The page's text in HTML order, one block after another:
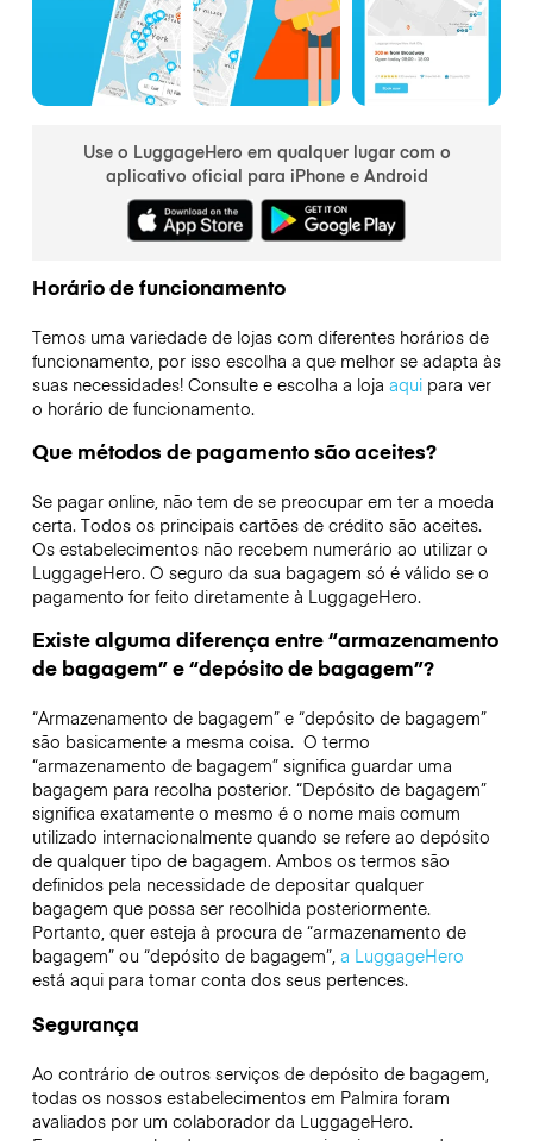
Use o LuggageHero em qualquer lugar com o
aplicativo oficial para iPhone e Android
Horário de funcionamento
Temos uma variedade de lojas com diferentes horários de
funcionamento, por isso escolha a que melhor se adapta às
suas necessidades! Consulte e escolha a loja aquipara ver
o horário de funcionamento.
Que métodos de pagamento são aceites?
Se pagar online, não tem de se preocupar em ter a moeda
certa. Todos os principais cartões de crédito são aceites.
Os estabelecimentos não recebem numerário ao utilizar o
LuggageHero. O seguro da sua bagagem só é válido se o
pagamento for feito diretamente à LuggageHero.
Existe alguma diferença entre “armazenamento
de bagagem” e “depósito de bagagem”?
“Armazenamento de bagagem” e “depósito de bagagem”
são basicamente a mesma coisa. O termo
“armazenamento de bagagem” significa guardar uma
bagagem para recolha posterior. “Depósito de bagagem”
significa exatamente o mesmo é o nome mais comum
utilizado internacionalmente quando se refere ao depósito
de qualquer tipo de bagagem. Ambos os termos são
definidos pela necessidade de depositar qualquer
bagagem que possa ser recolhida posteriormente.
Portanto, quer esteja à procura de “armazenamento de
bagagem” ou “depósito de bagagem”,a LuggageHero
está aqui para tomar conta dos seus pertences.
Segurança
Ao contrário de outros serviços de depósito de bagagem,
todas os nossos estabelecimentos em Palmira foram
avaliados por um colaborador da LuggageHero.